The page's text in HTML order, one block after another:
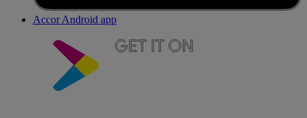
Accor Android app